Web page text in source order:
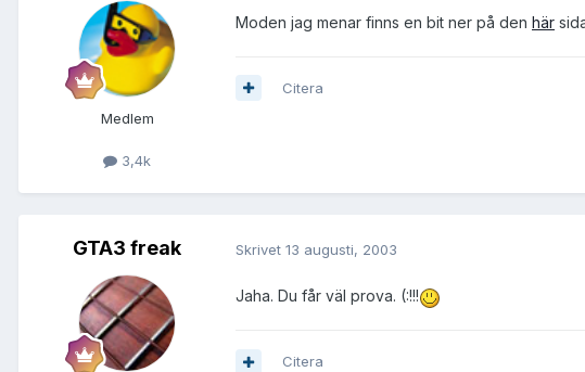
Medlem
3,4k
Moden jag menar finns en bit ner på den här
Citera
GTA3 freak Skrivet 13 augusti, 2003
Jaha. Du får väl prova. (:!!!
Citera